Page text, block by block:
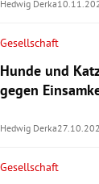
Hedwig Derka
Gesellschaft
Hunde und
gegen
Hedwig Derka
Gesellschaft